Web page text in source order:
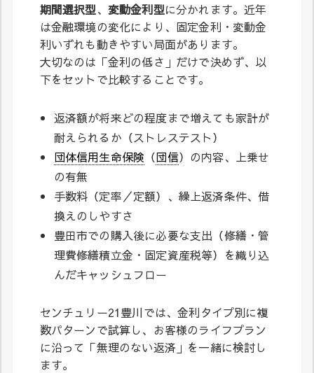
期間選択型、 変動金利型に分かれます。近年
は金融環境の変化により、固定金利・変動金
利いずれも動きやすい局面があります。
大切なのは「金利の低さ」だけで決めず、以
下をセットで比較することです。
返済額が将来どの程度まで増えても家計が
耐えられるか（ストレステスト）
団体信用生命保険 （団信）の内容、上乗せ
の有無
手数料（定率／定額）、繰上返済条件、借
換えのしやすさ
豊田市での購入後に必要な支出（修繕・管
理費修繕積立金・固定資産税等）を織り込
んだキャッシュフロー
センチュリー21豊川では、金利タイプ別に複
数パターンで試算し、お客様のライフプラン
に沿って「無理のない返済」を一緒に検討し
ます。